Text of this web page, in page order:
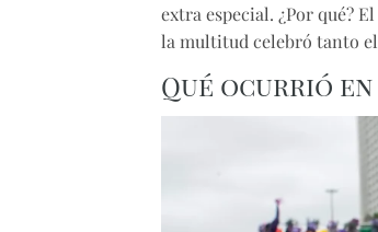
extra especial. ¿Por qué?
la multitud celebró tanto
Qué ocurrió